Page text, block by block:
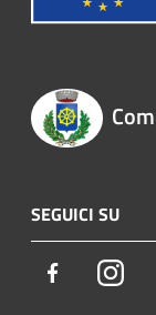
SEGUICI SU
Facebook